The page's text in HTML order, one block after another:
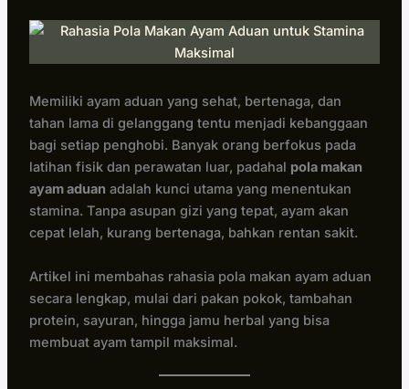
Memiliki ayam aduan yang sehat, bertenaga, dan
tahan lama di gelanggang tentu menjadi kebanggaan
bagi setiap penghobi. Banyak orang berfokus pada
latihan fisik dan perawatan luar, padahal pola makan
ayam aduan adalah kunci utama yang menentukan
stamina. Tanpa asupan gizi yang tepat, ayam akan
cepat lelah, kurang bertenaga, bahkan rentan sakit.
Artikel ini membahas rahasia pola makan ayam aduan
secara lengkap, mulai dari pakan pokok, tambahan
protein, sayuran, hingga jamu herbal yang bisa
membuat ayam tampil maksimal.